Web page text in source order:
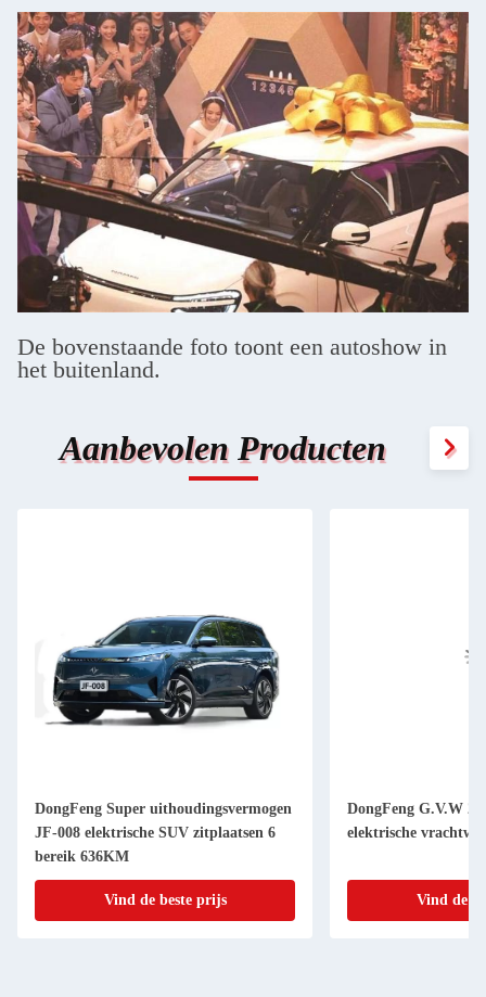
De bovenstaande foto toont een autoshow in
het buitenland.
Aanbevolen Producten
DongFeng Super uithoudingsvermogen
JF-008 elektrische SUV zitplaatsen 6
bereik 636KM
Vind de beste prijs
DongFeng G.V.W
elektrische
Vind de